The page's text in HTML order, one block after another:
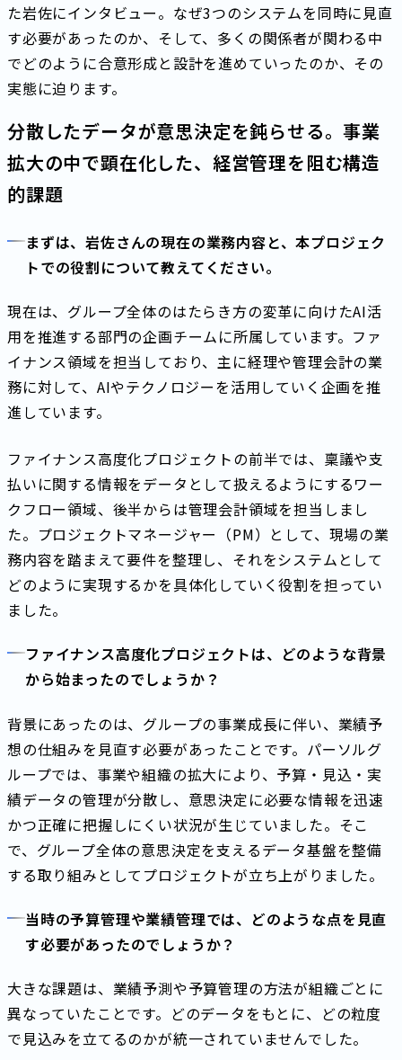
た岩佐にインタビュー。なぜ3つのシステムを同時に見直
す必要があったのか、そして、多くの関係者が関わる中
でどのように合意形成と設計を進めていったのか、その
実態に迫ります。
分散したデータが意思決定を鈍らせる。事業
拡大の中で顕在化した、経営管理を阻む構造
的課題
まずは、岩佐さんの現在の業務内容と、本プロジェク
トでの役割について教えてください。
現在は、グループ全体のはたらき方の変革に向けたAI活
用を推進する部門の企画チームに所属しています。ファ
イナンス領域を担当しており、主に経理や管理会計の業
務に対して、AIやテクノロジーを活用していく企画を推
進しています。
ファイナンス高度化プロジェクトの前半では、稟議や支
払いに関する情報をデータとして扱えるようにするワー
クフロー領域、後半からは管理会計領域を担当しまし
た。プロジェクトマネージャー（PM）として、現場の業
務内容を踏まえて要件を整理し、それをシステムとして
どのように実現するかを具体化していく役割を担ってい
ました。
ファイナンス高度化プロジェクトは、どのような背景
から始まったのでしょうか？
背景にあったのは、グループの事業成長に伴い、業績予
想の仕組みを見直す必要があったことです。パーソルグ
ループでは、事業や組織の拡大により、予算・見込・実
績データの管理が分散し、意思決定に必要な情報を迅速
かつ正確に把握しにくい状況が生じていました。そこ
で、グループ全体の意思決定を支えるデータ基盤を整備
する取り組みとしてプロジェクトが立ち上がりました。
当時の予算管理や業績管理では、どのような点を見直
す必要があったのでしょうか？
大きな課題は、業績予測や予算管理の方法が組織ごとに
異なっていたことです。どのデータをもとに、どの粒度
で見込みを立てるのかが統一されていませんでした。